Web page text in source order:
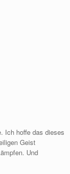
Ich hoffe das dieses
Geist
Und